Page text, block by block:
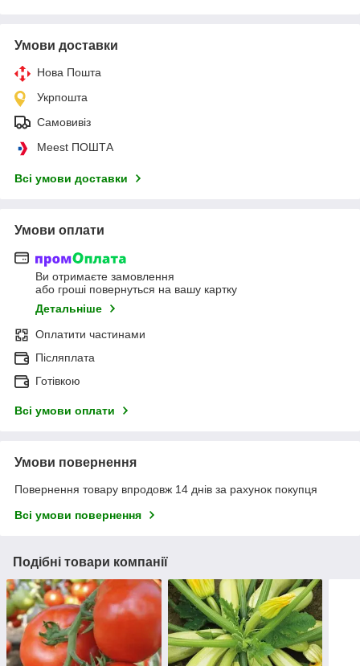
Умови доставки
Нова Пошта
Укрпошта
Самовивіз
Meest ПОШТА
Всі умови доставки
Умови оплати
Ви отримаєте замовлення
або гроші повернуться на вашу картку
Детальніше
Оплатити частинами
Післяплата
Готівкою
Всі умови оплати
Умови повернення
Повернення товару впродовж 14 днів за рахунок покупця
Всі умови повернення
Подібні товари компанії